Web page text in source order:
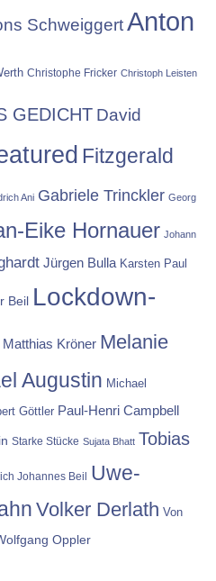
SchweiggertAnton
Christophe Fricker Christoph Leisten
GEDICHT David
Fitzgerald
Ani Gabriele Trinckler Georg
Eike Hornauer Johann
Jürgen Bulla Karsten Paul
Beil Lockdown-
Matthias Kröner Melanie
Augustin Michael
Göttler Paul-Henri Campbell
Starke Stücke Sujata Bhatt Tobias
Johannes Beil
Uwe-
Volker Derlath Von
Oppler